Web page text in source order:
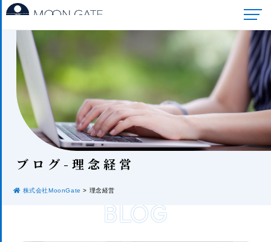
ブロ グ-理念経営
株式会社MoonGate > 理念経営
BLOG